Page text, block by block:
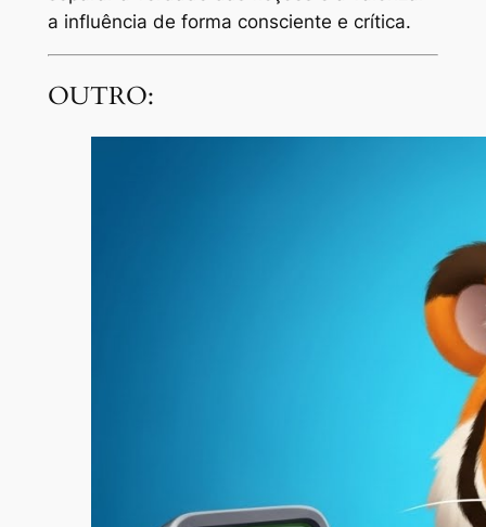
a influência de forma consciente e crítica.
OUTRO: